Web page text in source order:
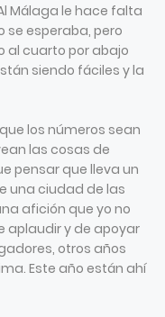
Málaga le hace falta
se esperaba, pero
al cuarto por abajo
siendo fáciles y la
los números sean
las cosas de
pensar que lleva un
una ciudad de las
afición que yo no
aplaudir y de apoyar
otros años
Este año están ahí